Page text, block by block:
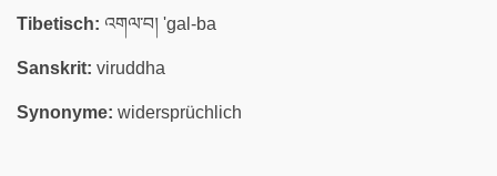
Tibetisch: འགལ་བ། 'gal-ba
Sanskrit: viruddha
Synonyme: widersprüchlich